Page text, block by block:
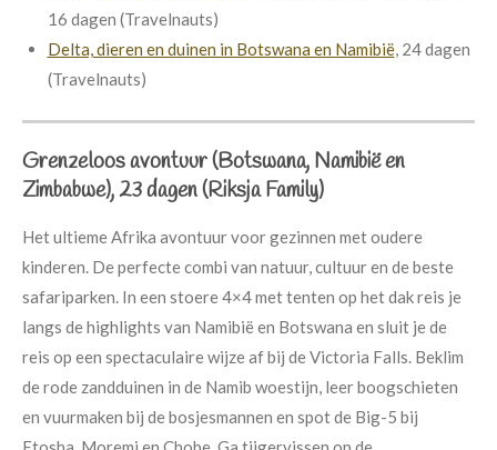
16 dagen (Travelnauts)
Delta, dieren en duinen in Botswana en Namibië, 24 dagen
(Travelnauts)
Grenzeloos avontuur (Botswana, Namibië en
Zimbabwe), 23 dagen(Riksja Family)
Het ultieme Afrika avontuur voor gezinnen met oudere
kinderen. De perfecte combi van natuur, cultuur en de beste
safariparken. In een stoere 4×4 met tenten op het dak reis je
langs de highlights van Namibië en Botswana en sluit je de
reis op een spectaculaire wijze af bij de Victoria Falls. Beklim
de rode zandduinen in de Namib woestijn, leer boogschieten
en vuurmaken bij de bosjesmannen en spot de Big-5 bij